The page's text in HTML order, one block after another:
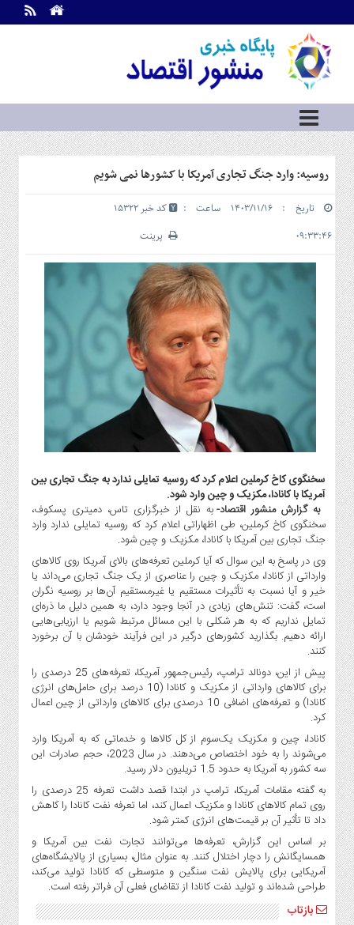
اطلاعات
تماس
ما
درباره
ما
سرویس
ها
بازار
سرمایه
و
بورس
و
شهری
گاز
و
پتروشیمی
صنعت
و
خودرو
استارت
آپ
و
فن
آوری
بانک
،
بیمه
و
ارز
دیجیتال
کشاورزی
و
صنایع
غذایی
سیاسی
و
بین
الملل
روز
گوناگون
روسیه: وارد جنگ تجاری آمریکا با کشورها نمی‌ شویم
تاریخ : ۱۴۰۳/۱۱/۱۶ ساعت :
۰۹:۳۳:۴۶
کد خبر 15322
پرینت
سخنگوی کاخ کرملین اعلام کرد که روسیه تمایلی ندارد به جنگ تجاری بین
آمریکا با کانادا، مکزیک و چین وارد شود.
به گزارش منشور اقتصاد-به نقل از خبرگزاری تاس، دمیتری پسکوف،
سخنگوی کاخ کرملین، طی اظهاراتی اعلام کرد که روسیه تمایلی ندارد وارد
جنگ تجاری بین آمریکا با کانادا، مکزیک و چین شود.
وی در پاسخ به این سوال که آیا کرملین تعرفه‌های بالای آمریکا روی کالاهای
وارداتی از کانادا، مکزیک و چین را عناصری از یک جنگ تجاری می‌داند یا
خیر و آیا نسبت به تأثیرات مستقیم یا غیرمستقیم آن‌ها بر روسیه نگران
است، گفت: تنش‌های زیادی در آنجا وجود دارد، به همین دلیل ما ذره‌ای
تمایل نداریم که به هر شکلی با این مسائل مرتبط شویم یا ارزیابی‌هایی
ارائه دهیم. بگذارید کشورهای درگیر در این فرآیند خودشان با آن برخورد
کنند.
پیش از این، دونالد ترامپ، رئیس‌جمهور آمریکا، تعرفه‌های 25 درصدی را
برای کالاهای وارداتی از مکزیک و کانادا (10 درصد برای حامل‌های انرژی
کانادا) و تعرفه‌های اضافی 10 درصدی برای کالاهای وارداتی از چین اعمال
کرد.
کانادا، چین و مکزیک یک‌سوم از کل کالاها و خدماتی که به آمریکا وارد
می‌شوند را به خود اختصاص می‌دهند. در سال 2023، حجم صادرات این
سه کشور به آمریکا به حدود 1.5 تریلیون دلار رسید.
به گفته مقامات آمریکا، ترامپ در ابتدا قصد داشت تعرفه 25 درصدی را
روی تمام کالاهای کانادا و مکزیک اعمال کند، اما تعرفه نفت کانادا را کاهش
داد تا تأثیر آن بر قیمت‌های انرژی کمتر شود.
بر اساس این گزارش، تعرفه‌ها می‌توانند تجارت نفت بین آمریکا و
همسایگانش را دچار اختلال کنند. به عنوان مثال، بسیاری از پالایشگاه‌های
آمریکایی برای پالایش نفت سنگین و متوسطی که کانادا تولید می‌کند،
طراحی شده‌اند و تولید نفت کانادا از تقاضای فعلی آن فراتر رفته است.
بازتاب